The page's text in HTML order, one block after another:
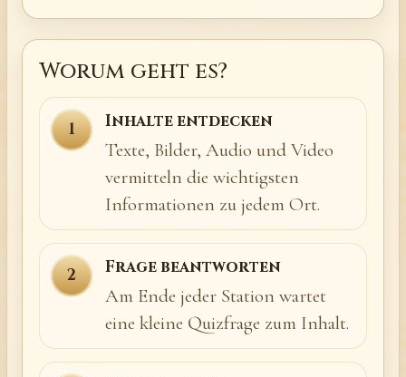
Worum geht es?
1 Inhalte entdecken
Texte, Bilder, Audio und Video
vermitteln die wichtigsten
Informationen zu jedem Ort.
2 Frage beantworten
Am Ende jeder Station wartet
eine kleine Quizfrage zum Inhalt.